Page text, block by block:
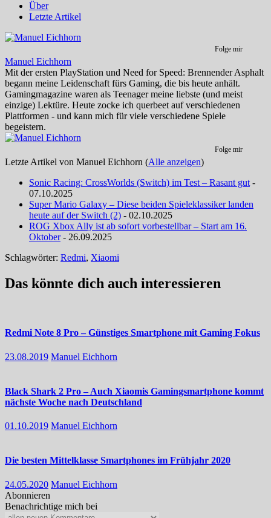
Über
Letzte Artikel
Folge mir
Manuel Eichhorn
Mit der ersten PlayStation und Need for Speed: Brennender Asphalt
begann meine Leidenschaft fürs Gaming, die bis heute anhält.
Gamingmagazine waren als Teenager meine liebste (und meist
einzige) Lektüre. Heute zocke ich querbeet auf verschiedenen
Plattformen - und kann mich für viele verschiedene Spiele
begeistern.
Folge mir
Letzte Artikel von Manuel Eichhorn (Alle anzeigen)
Sonic Racing: CrossWorlds (Switch) im Test – Rasant gut -
07.10.2025
Super Mario Galaxy – Diese beiden Spieleklassiker landen
heute auf der Switch (2) - 02.10.2025
ROG Xbox Ally ist ab sofort vorbestellbar – Start am 16.
Oktober- 26.09.2025
Schlagwörter: Redmi, Xiaomi
Das könnte dich auch interessieren
Redmi Note 8 Pro – Günstiges Smartphone mit Gaming Fokus
23.08.2019 Manuel Eichhorn
Black Shark 2 Pro – Auch Xiaomis Gamingsmartphone kommt
nächste Woche nach Deutschland
01.10.2019 Manuel Eichhorn
Die besten Mittelklasse Smartphones im Frühjahr 2020
24.05.2020 Manuel Eichhorn
Abonnieren
Benachrichtige mich bei